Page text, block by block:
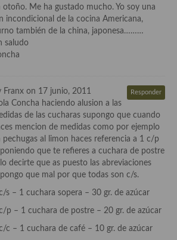
otoño. Me ha gustado mucho. Yo soy una
incondicional de la cocina Americana,
también de la china, japonesa………
saludo
Franx on 17 junio, 2011 Responder
Concha haciendo alusion a las
de las cucharas supongo que cuando
mencion de medidas como por ejemplo
pechugas al limon haces referencia a 1 c/p
que te refieres a cuchara de postre
decirte que as puesto las abreviaciones
que mal por que todas son c/s.
s – 1 cuchara sopera – 30 gr. de azúcar
p – 1 cuchara de postre – 20 gr. de azúcar
c – 1 cuchara de café – 10 gr. de azúcar